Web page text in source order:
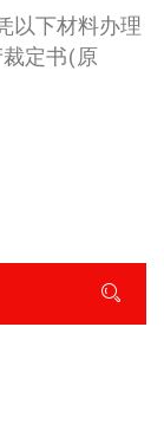
下材料办理
定书(原